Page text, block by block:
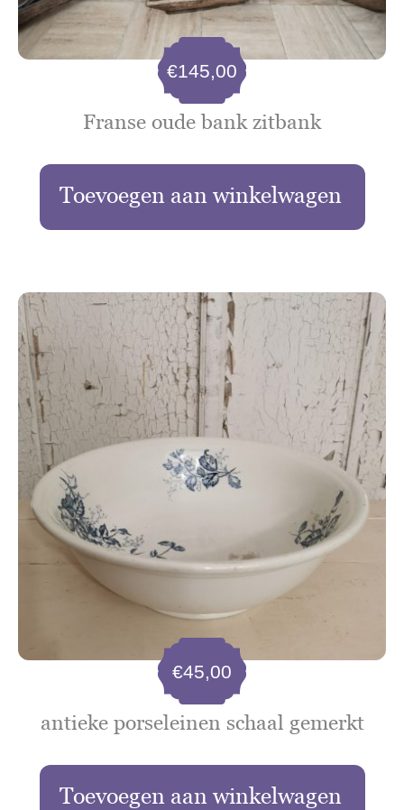
Franse oude bank zitbank
€145,00
Toevoegen aan winkelwagen
antieke porseleinen schaal gemerkt
€45,00
Toevoegen aan winkelwagen